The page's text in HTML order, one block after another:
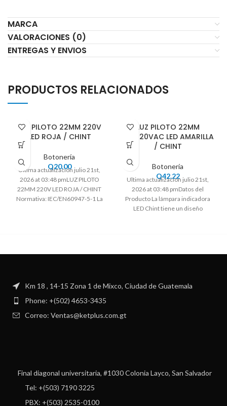
MARCA
VALORACIONES (0)
ENTREGAS Y ENVIOS
PRODUCTOS RELACIONADOS
LUZ PILOTO 22MM 220V
LED ROJA / CHINT
Botonería
Q20.00
Ultima actualización julio 21st,
2026 at 03:48 pmLUZ PILOTO
22MM 220V LED ROJA / CHINT
Normativa: IEC/EN60947-5-1 La
LUZ PILOTO 22MM
110/220VAC LED AMARILLA
/ CHINT
Botonería
Q42.22
Ultima actualización julio 21st,
2026 at 03:48 pmDatos del
Producto La lámpara indicadora
LED Chint tiene un diseño
Km 18 , 14-15 Zona 1 de Mixco, Ciudad de Guatemala
Phone: +(502) 4653-3435
Correo: Ventas@ketplus.com.gt
Final diagonal universitaria, #1030 Colonia Layco, San Salvador
Tel: +(503) 7190 3225
PBX: +(503) 2535-0100